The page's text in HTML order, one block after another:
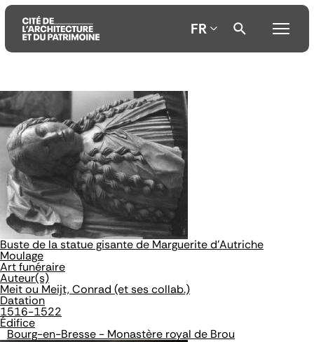
Aller
au
contenu
principal
Aller
au
menu
principal
Aller
à
la
recherche
FR
Buste de la statue gisante de Marguerite d'Autriche
Moulage
Art funéraire
Auteur(s)
Meit ou Meijt, Conrad (et ses collab.)
Datation
1516-1522
Édifice
Bourg-en-Bresse - Monastère royal de Brou